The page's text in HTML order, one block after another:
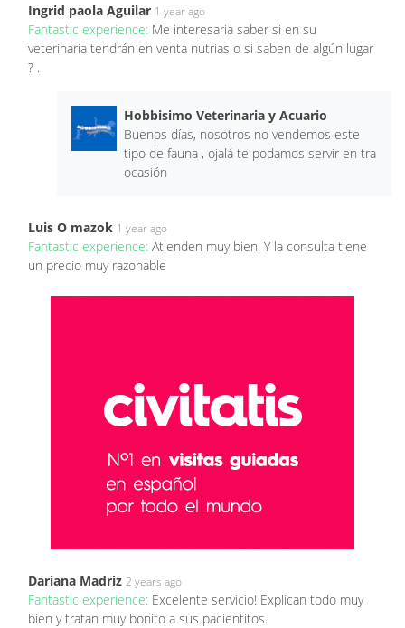
Ingrid paola Aguilar 1 year ago
Fantastic experience: Me interesaria saber si en su
veterinaria tendrán en venta nutrias o si saben de algún lugar
? .
Hobbisimo Veterinaria y Acuario
Buenos días, nosotros no vendemos este
tipo de fauna , ojalá te podamos servir en tra
ocasión
Luis O mazok 1 year ago
Fantastic experience: Atienden muy bien. Y la consulta tiene
un precio muy razonable
Dariana Madriz 2 years ago
Fantastic experience: Excelente servicio! Explican todo muy
bien y tratan muy bonito a sus pacientitos.